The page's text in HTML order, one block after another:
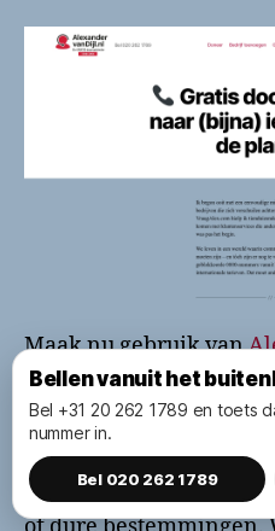
Maak nu gebruik van
kies voor écht gratis,
geliefden, vrienden of
hele wereld. Je belt
nummer en wordt
doorverbonden, ook
Bellen vanuit het
Bel +31 20 262 1789 en toets
nummer in.
Bel 020 262 1789